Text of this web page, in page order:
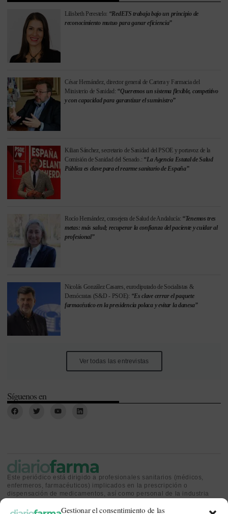
Gestionar el consentimiento de las
Lilisbeth Perestelo: “RedETS trabaja bajo un principio de
reconocimiento mutuo para ganar eficiencia”
César Hernández, director general de Cartera y Farmacia del
Ministerio de Sanidad: “Queremos un sistema flexible, competitivo
y con capacidad para garantizar el suministro”
Kilian Sánchez, secretario de Sanidad del PSOE y portavoz de la
Comisión de Sanidad del Senado.: “La Agencia Estatal de Salud
Pública es clave para el rearme sanitario de España”
Rocío Hernández, consejera de Salud de Andalucía: “Tenemos tres
metas: más salud; recuperar la confianza del paciente y cuidar al
profesional”
Nicolás González Casares, eurodiputado de Socialistas &
Demócratas (S&D - PSOE): “Es clave cerrar el paquete
farmacéutico en la presidencia polaca y evitar la danesa”
Ver todas las entrevistas
Síguenos en
Este periódico está dirigido a profesionales sanitarios (médicos,
enfermeros, farmacéuticos) implicados en la prescripción o
dispensación de medicamentos, así como personal de la industria
sanitaria.